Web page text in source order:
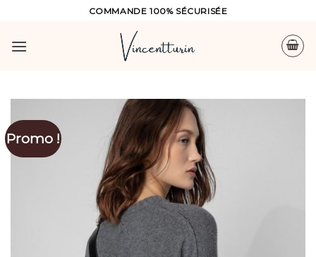
content
COMMANDE 100% SÉCURISÉE
Promo !